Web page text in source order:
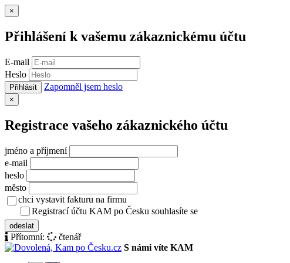
×
Přihlášení k vašemu zákaznickému účtu
E-mail
Heslo
Přihlásit Zapomněl jsem heslo
×
Registrace vašeho zákaznického účtu
jméno a příjmení
e-mail
heslo
město
chci vystavit fakturu na firmu
Registrací účtu KAM po Česku souhlasíte se
odeslat
Přítomní:
čtenář
S námi víte KAM